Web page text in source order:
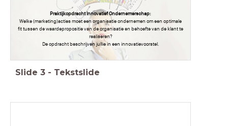
Praktijkopdracht Innovatief Ondernemerschap:
Welke (marketing)acties moet een organisatie ondernemen om een optimale
fit tussen de waardepropositie van de organisatie en behoefte van de klant te
realiseren?
De opdracht beschrijven jullie in een innovatievoorstel.
Slide 3 - Tekstslide